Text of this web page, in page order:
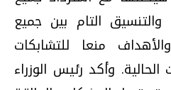
والتنسيق التام بين جميع
منعا للتشابكات
وأكد رئيس الوزراء